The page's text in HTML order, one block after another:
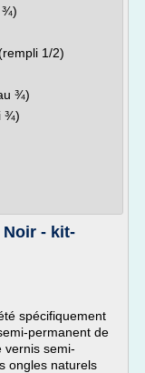
¾)
1/2)
¾)
¾)
Noir - kit-
spécifiquement
permanent de
vernis semi-
ongles naturels